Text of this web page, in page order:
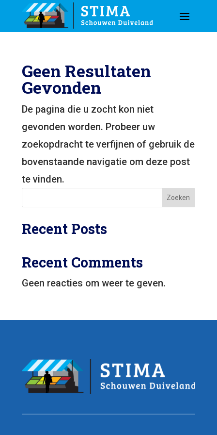
Geen Resultaten
Gevonden
De pagina die u zocht kon niet
gevonden worden. Probeer uw
zoekopdracht te verfijnen of gebruik de
bovenstaande navigatie om deze post
te vinden.
Zoeken
Recent Posts
Recent Comments
Geen reacties om weer te geven.